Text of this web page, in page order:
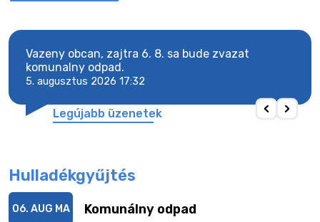
Vazeny obcan, zajtra 6. 8. sa bude zvazat
komunalny odpad.
5. augusztus 2026 17:32
Legújabb üzenetek
Hulladékgyűjtés
Komunálny odpad
06. AUG MA